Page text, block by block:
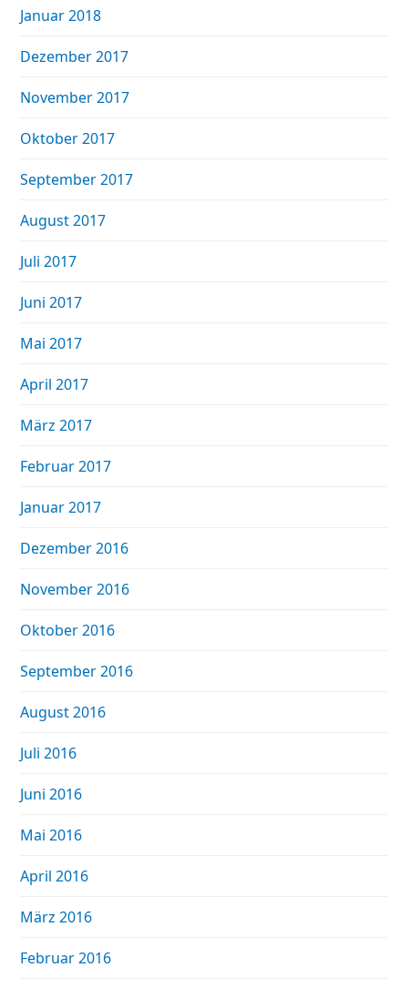
Januar 2018
Dezember 2017
November 2017
Oktober 2017
September 2017
August 2017
Juli 2017
Juni 2017
Mai 2017
April 2017
März 2017
Februar 2017
Januar 2017
Dezember 2016
November 2016
Oktober 2016
September 2016
August 2016
Juli 2016
Juni 2016
Mai 2016
April 2016
März 2016
Februar 2016